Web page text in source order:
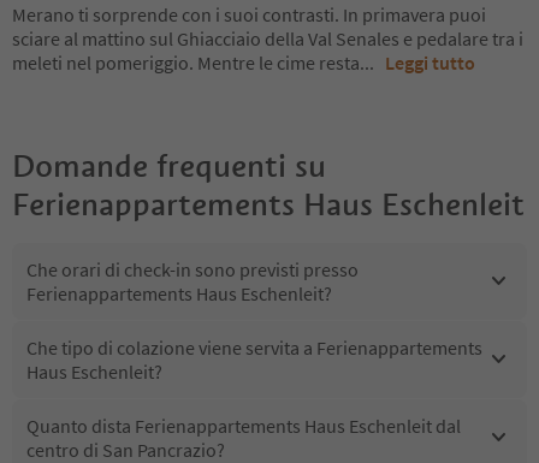
Merano ti sorprende con i suoi contrasti. In primavera puoi
sciare al mattino sul Ghiacciaio della Val Senales e pedalare tra i
meleti nel pomeriggio. Mentre le cime resta... Leggi tutto
Domande frequenti su
Ferienappartements Haus Eschenleit
Che orari di check-in sono previsti presso
Ferienappartements Haus Eschenleit?
Che tipo di colazione viene servita a Ferienappartements
Haus Eschenleit?
Quanto dista Ferienappartements Haus Eschenleit dal
centro di San Pancrazio?